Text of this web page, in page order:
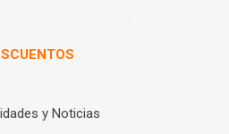
y Noticias